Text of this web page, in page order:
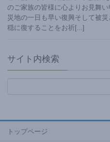
のご家族の皆様に心よりお見舞
災地の一日も早い復興そして被
穏に復することをお祈[...]
サイト内検索
トップページ